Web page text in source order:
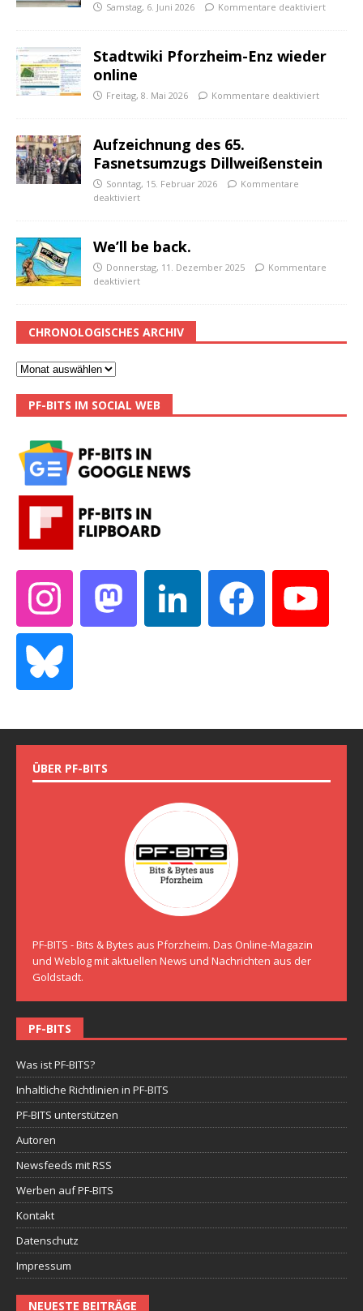
Samstag, 6. Juni 2026 Kommentare deaktiviert
Stadtwiki Pforzheim-Enz wieder
online
Freitag, 8. Mai 2026 Kommentare deaktiviert
Aufzeichnung des 65.
Fasnetsumzugs Dillweißenstein
Sonntag, 15. Februar 2026
Kommentare
deaktiviert
We’ll be back.
Donnerstag, 11. Dezember 2025
Kommentare
deaktiviert
CHRONOLOGISCHES ARCHIV
PF-BITS IM SOCIAL WEB
ÜBER PF-BITS
PF-BITS - Bits & Bytes aus Pforzheim. Das Online-Magazin
und Weblog mit aktuellen News und Nachrichten aus der
Goldstadt.
PF-BITS
Was ist PF-BITS?
Inhaltliche Richtlinien in PF-BITS
PF-BITS unterstützen
Autoren
Newsfeeds mit RSS
Werben auf PF-BITS
Kontakt
Datenschutz
Impressum
NEUESTE BEITRÄGE